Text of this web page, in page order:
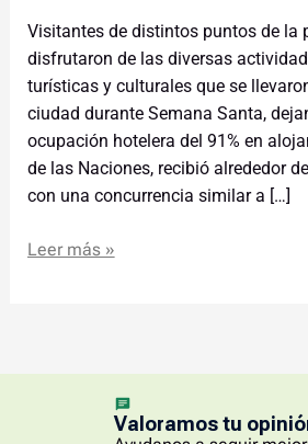
Visitantes de distintos puntos de la
disfrutaron de las diversas
turísticas y culturales que se
ciudad durante Semana Santa,
ocupación hotelera del 91% en
de las Naciones, recibió alrededor
con una concurrencia similar a […]
Leer más »
Valoramos tu